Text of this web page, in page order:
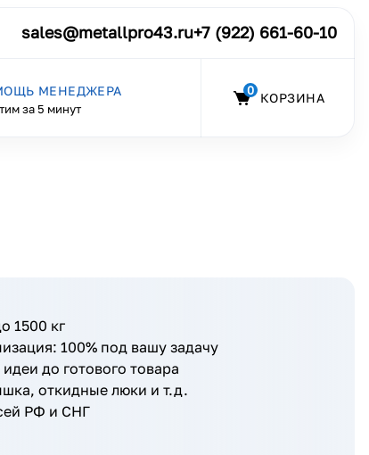
sales@metallpro43.ru+7 (922) 661-60-10
МЕНЕДЖЕРА
за 5 минут
0
КОРЗИНА
1500 кг
100% под вашу задачу
до готового товара
откидные люки и т.д.
РФ и СНГ